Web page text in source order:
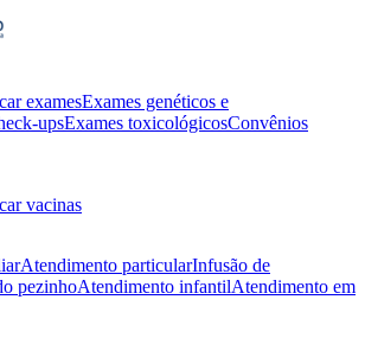
examesExames genéticos e
upsExames toxicológicosConvênios
vacinas
Atendimento particularInfusão de
pezinhoAtendimento infantilAtendimento em